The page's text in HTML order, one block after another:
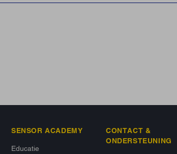
SENSOR ACADEMY
Educatie
CONTACT &
ONDERSTEUNING